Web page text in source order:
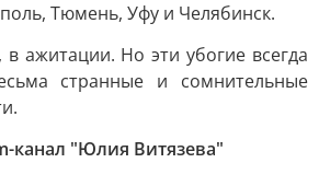
Тюмень, Уфу и Челябинск.
в ажитации. Но эти убогие всегда
странные и сомнительные
канал "Юлия Витязева"